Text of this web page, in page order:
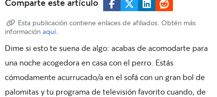
Comparte este artículo
Esta publicación contiene enlaces de afiliados. Obtén más
información aquí..
Dime si esto te suena de algo: acabas de acomodarte para
una noche acogedora en casa con el perro. Estás
cómodamente acurrucado/a en el sofá con un gran bol de
palomitas y tu programa de televisión favorito cuando, de